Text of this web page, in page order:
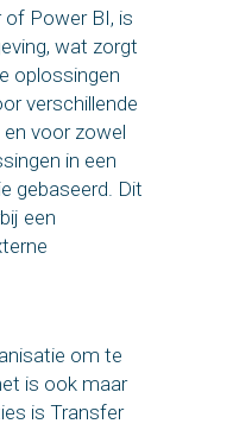
of Power BI, is
wat zorgt
oplossingen
verschillende
voor zowel
in een
gebaseerd. Dit
een
om te
is ook maar
is Transfer